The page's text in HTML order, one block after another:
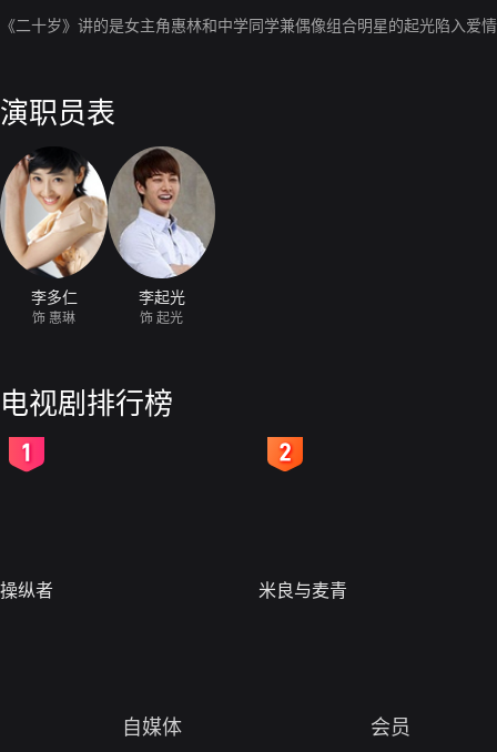
《二十岁》讲的是女主角惠林和中学同学兼偶像组合明星的起光陷入爱
演职员表
李多仁
饰 惠琳
李起光
饰 起光
电视剧排行榜
操纵者 米良与麦青
自媒体 会员